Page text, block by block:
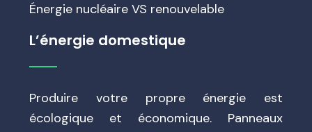
Énergie nucléaire VS renouvelable
L’énergie domestique
Produire votre propre énergie est
écologique et économique. Panneaux